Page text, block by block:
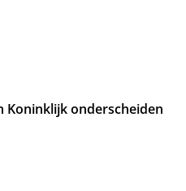
Koninklijk onderscheiden